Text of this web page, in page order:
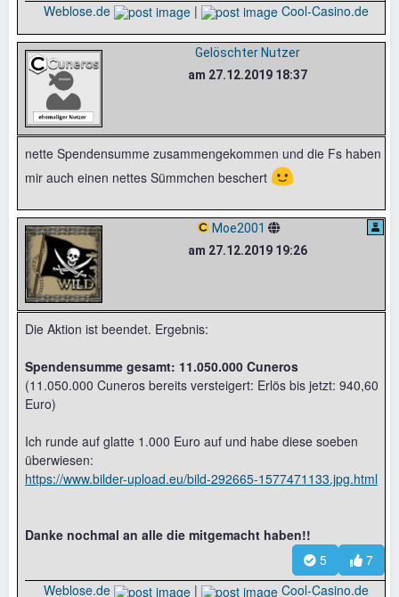
Weblose.de
| Cool-Casino.de
Gelöschter Nutzer
am 27.12.2019 18:37
nette Spendensumme zusammengekommen und die Fs haben
mir auch einen nettes Sümmchen beschert 🙂
Moe2001
am 27.12.2019 19:26
Die Aktion ist beendet. Ergebnis:
Spendensumme gesamt: 11.050.000 Cuneros
(11.050.000 Cuneros bereits versteigert: Erlös bis jetzt: 940,60
Euro)
Ich runde auf glatte 1.000 Euro auf und habe diese soeben
überwiesen:
https://www.bilder-upload.eu/bild-292665-1577471133.jpg.html
Danke nochmal an alle die mitgemacht haben!!
5
7
Weblose.de
| Cool-Casino.de